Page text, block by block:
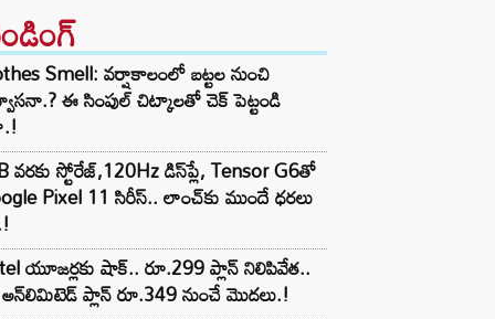
Smell: వర్షాకాలంలో బట్టల నుంచి
ఈ సింపుల్ చిట్కాలతో చెక్ పెట్టండి
వరకు స్టోరేజ్,120Hz డిస్‌ప్లే, Tensor G6తో
Pixel 11 సిరీస్.. లాంచ్⁭కు ముందే ధరలు
యూజర్లకు షాక్.. రూ.299 ప్లాన్ నిలిపివేత..
ప్లాన్ రూ.349 నుంచే మొదలు.!